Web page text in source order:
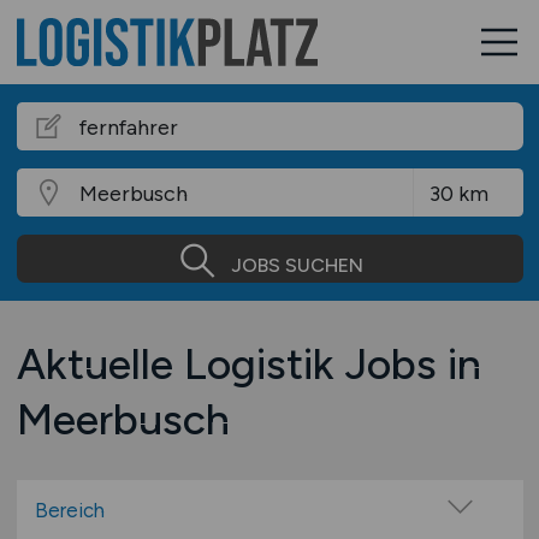
JOBS SUCHEN
Aktuelle Logistik Jobs in
Meerbusch
Bereich